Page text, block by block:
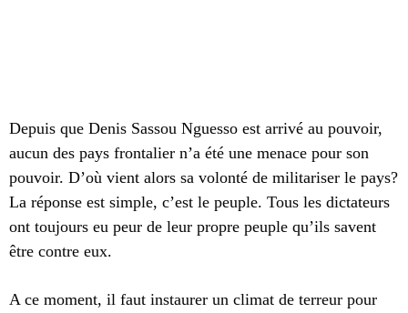
Depuis que Denis Sassou Nguesso est arrivé au pouvoir,
aucun des pays frontalier n’a été une menace pour son
pouvoir. D’où vient alors sa volonté de militariser le pays?
La réponse est simple, c’est le peuple. Tous les dictateurs
ont toujours eu peur de leur propre peuple qu’ils savent
être contre eux.
A ce moment, il faut instaurer un climat de terreur pour